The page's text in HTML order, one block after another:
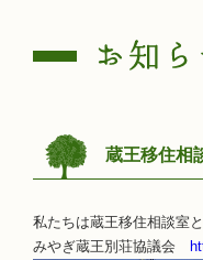
蔵王移住相
私たちは蔵王移住相談室
みやぎ蔵王別荘協議会